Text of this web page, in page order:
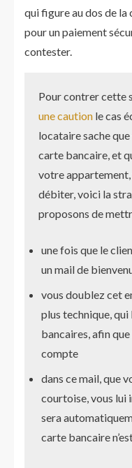
qui figure au dos de
pour un paiement
contester.
Pour contrer cette
une caution le cas
locataire sache
carte bancaire, et
votre appartement,
débiter, voici la
proposons de
une fois que le
un mail de
vous doublez cet
plus technique, qui
bancaires, afin que
compte
dans ce mail, que
courtoise, vous lui
sera
carte bancaire